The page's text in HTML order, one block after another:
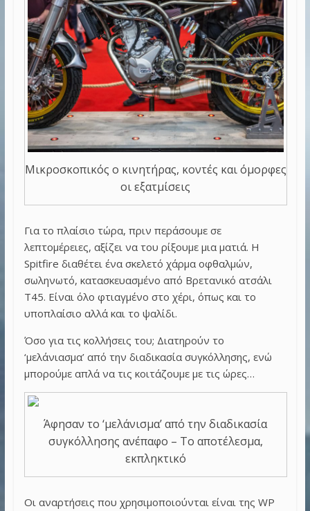
Μικροσκοπικός ο κινητήρας, κοντές και όμορφες
οι εξατμίσεις
Για το πλαίσιο τώρα, πριν περάσουμε σε
λεπτομέρειες, αξίζει να του ρίξουμε μια ματιά. Η
Spitfire διαθέτει ένα σκελετό χάρμα οφθαλμών,
σωληνωτό, κατασκευασμένο από Βρετανικό ατσάλι
Τ45. Είναι όλο φτιαγμένο στο χέρι, όπως και το
υποπλαίσιο αλλά και το ψαλίδι.
Όσο για τις κολλήσεις του; Διατηρούν το
‘μελάνιασμα’ από την διαδικασία συγκόλλησης, ενώ
μπορούμε απλά να τις κοιτάζουμε με τις ώρες…
Άφησαν το ‘μελάνισμα’ από την διαδικασία
συγκόλλησης ανέπαφο – Το αποτέλεσμα,
εκπληκτικό
Οι αναρτήσεις που χρησιμοποιούνται είναι της WP